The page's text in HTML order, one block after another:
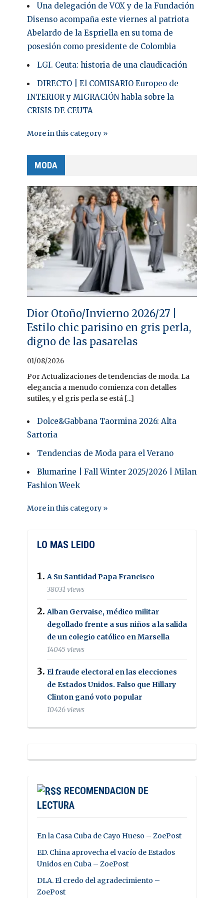
Una delegación de VOX y de la Fundación
Disenso acompaña este viernes al patriota
Abelardo de la Espriella en su toma de
posesión como presidente de Colombia
LGI. Ceuta: historia de una claudicación
DIRECTO | El COMISARIO Europeo de
INTERIOR y MIGRACIÓN habla sobre la
CRISIS DE CEUTA
More in this category »
MODA
Dior Otoño/Invierno 2026/27 |
Estilo chic parisino en gris perla,
digno de las pasarelas
01/08/2026
Por Actualizaciones de tendencias de moda. La
elegancia a menudo comienza con detalles
sutiles, y el gris perla se está [...]
Dolce&Gabbana Taormina 2026: Alta
Sartoria
Tendencias de Moda para el Verano
Blumarine | Fall Winter 2025/2026 | Milan
Fashion Week
More in this category »
LO MAS LEIDO
A Su Santidad Papa Francisco
38031 views
Alban Gervaise, médico militar
degollado frente a sus niños a la salida
de un colegio católico en Marsella
14045 views
El fraude electoral en las elecciones
de Estados Unidos. Falso que Hillary
Clinton ganó voto popular
10426 views
RECOMENDACION DE
LECTURA
En la Casa Cuba de Cayo Hueso – ZoePost
ED. China aprovecha el vacío de Estados
Unidos en Cuba – ZoePost
DLA. El credo del agradecimiento –
ZoePost